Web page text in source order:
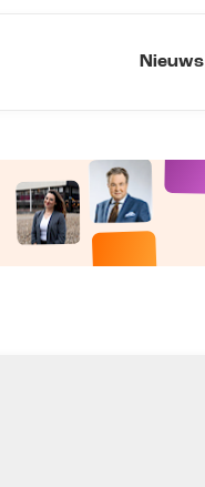
Nieuws